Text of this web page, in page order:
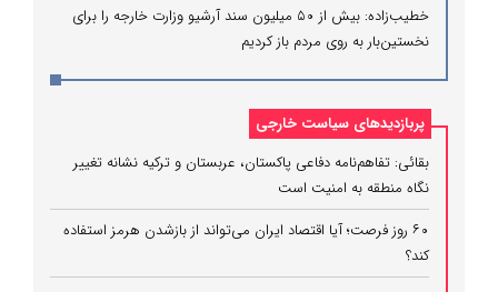
خطیب‌زاده: بیش از ۵۰ میلیون سند آرشیو وزارت خارجه را برای
نخستین‌بار به روی مردم باز کردیم
پربازدیدهای سیاست خارجی
بقائی: تفاهم‌نامه دفاعی پاکستان، عربستان و ترکیه نشانه تغییر
نگاه منطقه به امنیت است
۶۰ روز فرصت؛ آیا اقتصاد ایران می‌تواند از بازشدن هرمز استفاده
کند؟